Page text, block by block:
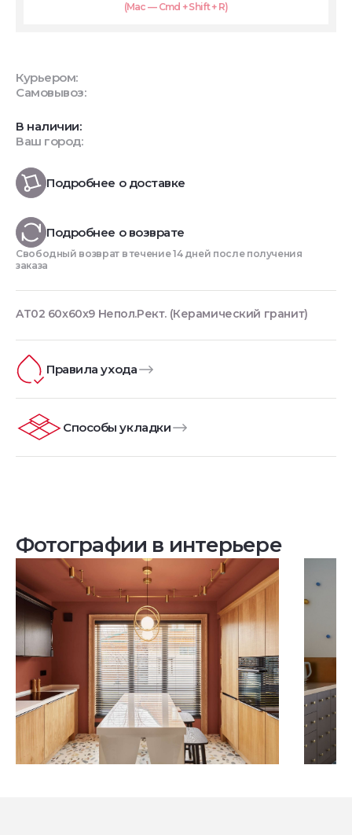
(Mac — Cmd + Shift + R)
Курьером:
Самовывоз:
В наличии:
Ваш город:
Подробнее о доставке
Подробнее о возврате
Свободный возврат в течение 14 дней после получения
заказа
AT02 60x60x9 Непол.Рект. (Керамический гранит)
Правила ухода
Способы укладки
Фотографии в интерьере
Посмотреть все проекты